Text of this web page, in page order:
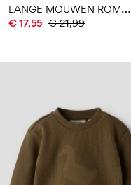
L
ANGE MOUWEN ROMPER
€ 17,55 € 21,99